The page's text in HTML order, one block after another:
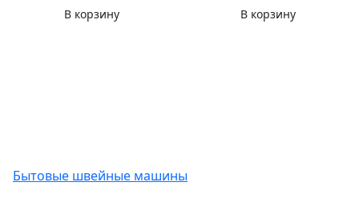
В корзину В корзину
Бытовые швейные машины